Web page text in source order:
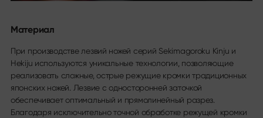
Материал
При производстве лезвий ножей серий Sekimagoroku Kinju и
Hekiju используются уникальные технологии, позволяющие
реализовать сложные, острые режущие кромки традиционных
японских ножей. Лезвие с односторонней заточкой
обеспечивает оптимальный и прямолинейный разрез.
Благодаря исключительно точной обработке режущей кромки